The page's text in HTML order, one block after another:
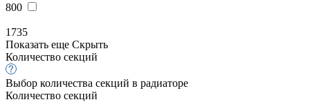
800
1735
Показать еще Скрыть
Количество секций
Выбор количества секций в радиаторе
Количество секций